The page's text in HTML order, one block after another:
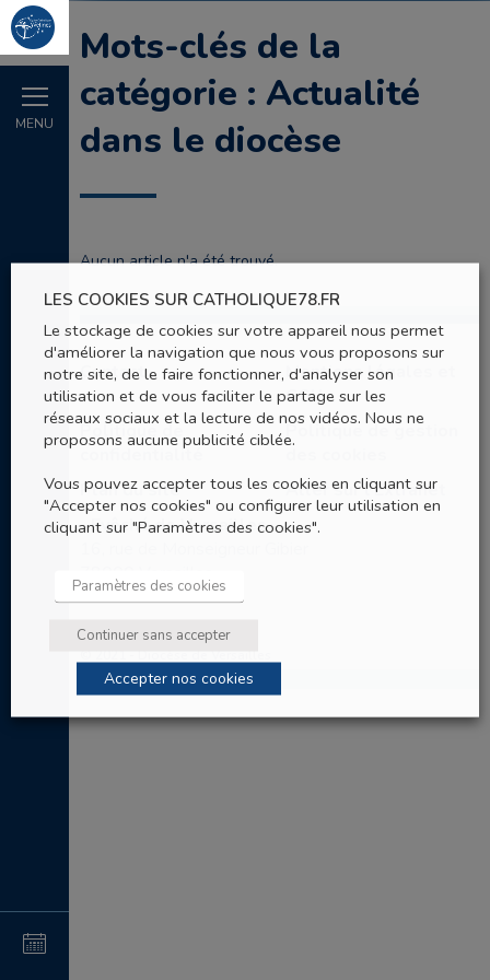
MENU
au
Mots-clés de la
catégorie : Actualité
dans le diocèse
Aucun article n'a été trouvé.
Contact
Mentions légales et
CGU
Politique de
confidentialité
Politique de gestion
Plan du site
Aller sur l’Extranet
Evêché de Versailles
78000 Versailles
Tel: 01 30 97 67 60
LES COOKIES SUR CATHOLIQUE78.FR
Le stockage de cookies sur votre appareil nous permet
d'améliorer la navigation que nous vous proposons sur
notre site, de le faire fonctionner, d'analyser son
utilisation et de vous faciliter le partage sur les
réseaux sociaux et la lecture de nos vidéos. Nous ne
proposons aucune publicité ciblée.
Vous pouvez accepter tous les cookies en cliquant sur
"Accepter nos cookies" ou configurer leur utilisation en
cliquant sur "Paramètres des cookies".
Paramètres des cookies
Continuer sans accepter
Accepter nos cookies